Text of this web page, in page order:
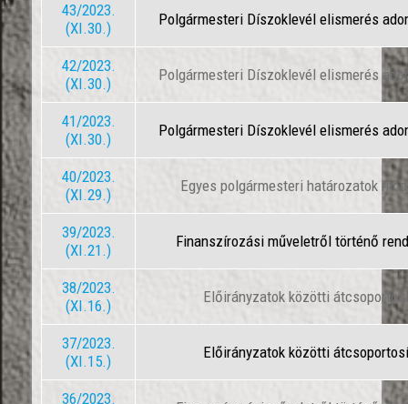
43/2023.
(XI.30.)
Polgármesteri Díszoklevél elismerés
42/2023.
(XI.30.)
Polgármesteri Díszoklevél elismerés
41/2023.
(XI.30.)
Polgármesteri Díszoklevél elismerés
40/2023.
(XI.29.)
Egyes polgármesteri határozatok
39/2023.
(XI.21.)
Finanszírozási műveletről történő
38/2023.
(XI.16.)
Előirányzatok közötti
37/2023.
(XI.15.)
Előirányzatok közötti
36/2023.